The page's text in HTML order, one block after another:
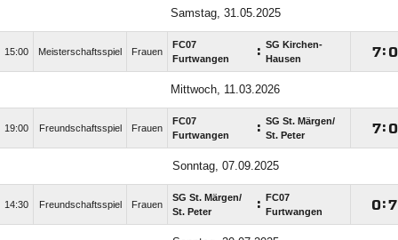
Samstag, 31.05.2025
15:00 Meisterschaftsspiel Frauen
FC07
Furtwangen
: SG Kirchen-
Hausen
: 
Mittwoch, 11.03.2026
19:00 Freundschaftsspiel Frauen
FC07
Furtwangen
: SG St. Märgen/​
St. Peter
: 
Sonntag, 07.09.2025
14:30 Freundschaftsspiel Frauen
SG St. Märgen/​
St. Peter
:
FC07
Furtwangen
: